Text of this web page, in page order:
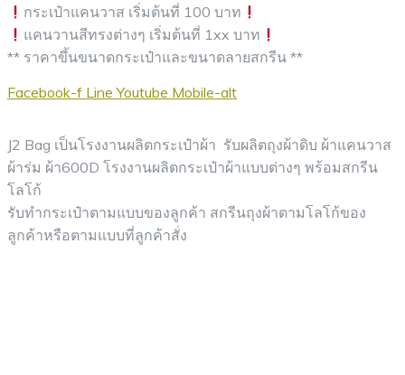
กระเป๋าแคนวาส เริ่มต้นที่ 100 บาท
แคนวานสีทรงต่างๆ เริ่มต้นที่ 1xx บาท
** ราคาขึ้นขนาดกระเป๋าและขนาดลายสกรีน **
Facebook-f Line Youtube Mobile-alt
J2 Bag เป็นโรงงานผลิตกระเป๋าผ้า รับผลิตถุงผ้าดิบ ผ้าแคนวาส
ผ้าร่ม ผ้า600D โรงงานผลิตกระเป๋าผ้าแบบต่างๆ พร้อมสกรีน
โลโก้
รับทำกระเป๋าตามแบบของลูกค้า สกรีนถุงผ้าตามโลโก้ของ
ลูกค้าหรือตามแบบที่ลูกค้าสั่ง